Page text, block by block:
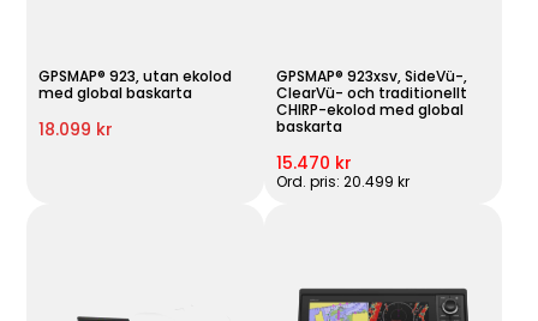
GPSMAP® 923, utan ekolod
med global baskarta
18.099 kr
GPSMAP® 923xsv, SideVü-,
ClearVü- och traditionellt
CHIRP-ekolod med global
baskarta
15.470 kr
Ord. pris: 20.499 kr